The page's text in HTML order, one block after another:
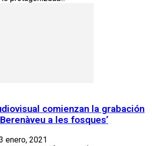
comienzan la grabación
a les fosques’
enero, 2021